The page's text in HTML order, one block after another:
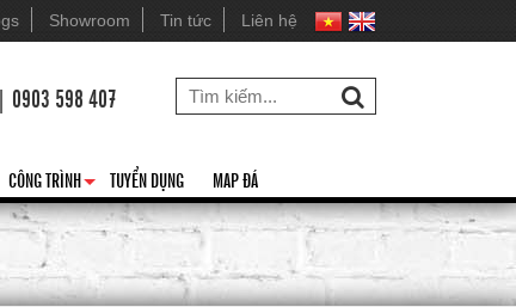
Showroom Tin tức Liên hệ
0903 598 407
+
CÔNG TRÌNH TUYỂN DỤNG MAP ĐÁ